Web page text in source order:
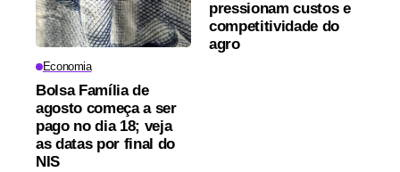
Economia
Bolsa Família de
agosto começa a ser
pago no dia 18; veja
as datas por final do
NIS
pressionam custos e
competitividade do
agro